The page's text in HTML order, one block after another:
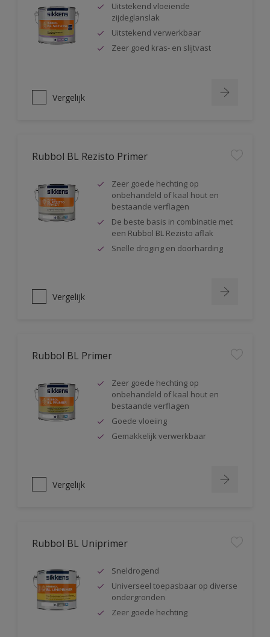
Uitstekend vloeiende
zijdeglanslak
Uitstekend verwerkbaar
Zeer goed kras- en slijtvast
Vergelijk
Rubbol BL Rezisto Primer
Zeer goede hechting op
onbehandeld of kaal hout en
bestaande verflagen
De beste basis in combinatie met
een Rubbol BL Rezisto aflak
Snelle droging en doorharding
Vergelijk
Rubbol BL Primer
Zeer goede hechting op
onbehandeld of kaal hout en
bestaande verflagen
Goede vloeiing
Gemakkelijk verwerkbaar
Vergelijk
Rubbol BL Uniprimer
Sneldrogend
Universeel toepasbaar op diverse
ondergronden
Zeer goede hechting